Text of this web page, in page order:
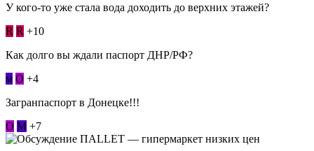
У кого-то уже стала вода доходить до верхних этажей?
R R +10
Как долго вы ждали паспорт ДНР/РФ?
м О +4
Загранпаспорт в Донецке!!!
О М +7